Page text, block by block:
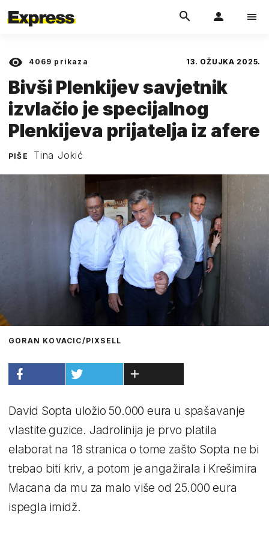
4069 prikaza 13. OŽUJKA 2025.
Bivši Plenkijev savjetnik
izvlačio je specijalnog
Plenkijeva prijatelja iz afere
PIŠE Tina Jokić
GORAN KOVACIC/PIXSELL
David Sopta uložio 50.000 eura u spašavanje
vlastite guzice. Jadrolinija je prvo platila
elaborat na 18 stranica o tome zašto Sopta ne bi
trebao biti kriv, a potom je angažirala i Krešimira
Macana da mu za malo više od 25.000 eura
ispegla imidž.